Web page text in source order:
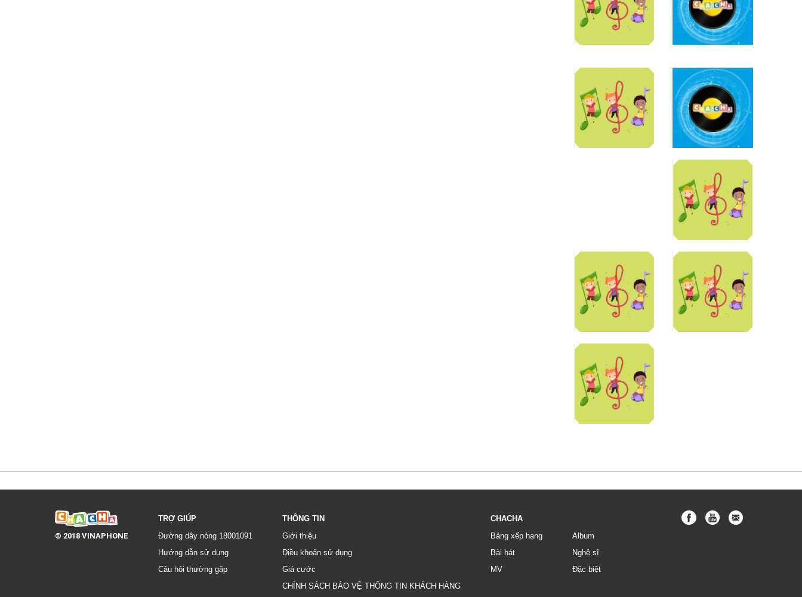
© 2018 VINAPHONE
TRỢ GIÚP
Đường dây nóng 18001091
Hướng dẫn sử dụng
Câu hỏi thường gặp
THÔNG TIN
Giới thiệu
Điều khoản sử dụng
Giá cước
CHÍNH SÁCH BẢO VỆ THÔNG TIN KHÁCH HÀNG
CHACHA
Bảng xếp hạng
Bài hát
MV
Album
Nghệ sĩ
Đặc biệt